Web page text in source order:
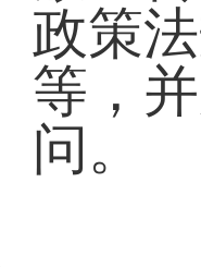
政策
等，
问。